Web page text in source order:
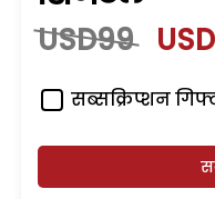
USD99
सब्सक्रिप्शन